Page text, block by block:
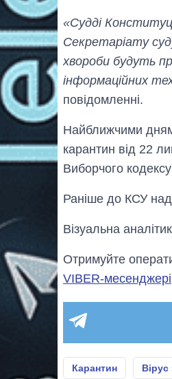
«Судді
Секретаріату
хвороби будуть
інформаційних
повідомленні.
Найближчими
карантин від 22
Виборчого
Раніше до КСУ
Візуальна
Отримуйте
VIBER-месенджері
Карантин